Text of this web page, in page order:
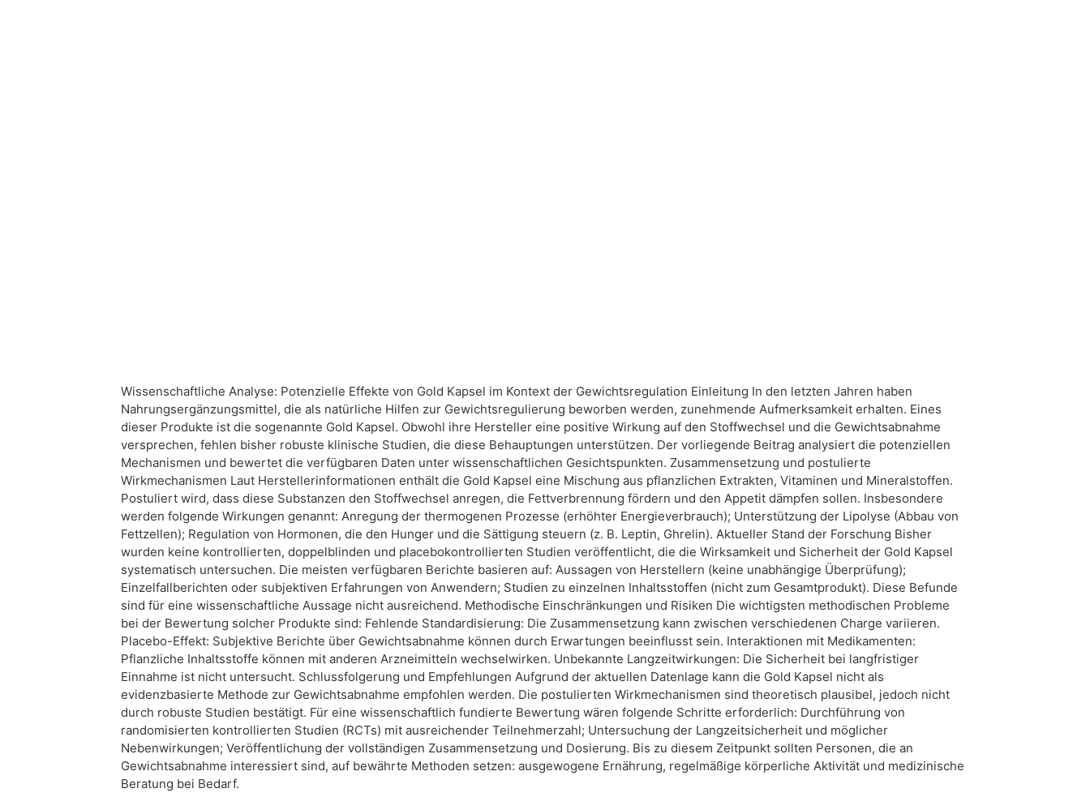
Wissenschaftliche Analyse: Potenzielle Effekte von Gold Kapsel im Kontext der Gewichtsregulation Einleitung In den letzten Jahren haben
Nahrungsergänzungsmittel, die als natürliche Hilfen zur Gewichtsregulierung beworben werden, zunehmende Aufmerksamkeit erhalten. Eines
dieser Produkte ist die sogenannte Gold Kapsel. Obwohl ihre Hersteller eine positive Wirkung auf den Stoffwechsel und die Gewichtsabnahme
versprechen, fehlen bisher robuste klinische Studien, die diese Behauptungen unterstützen. Der vorliegende Beitrag analysiert die potenziellen
Mechanismen und bewertet die verfügbaren Daten unter wissenschaftlichen Gesichtspunkten. Zusammensetzung und postulierte
Wirkmechanismen Laut Herstellerinformationen enthält die Gold Kapsel eine Mischung aus pflanzlichen Extrakten, Vitaminen und Mineralstoffen.
Postuliert wird, dass diese Substanzen den Stoffwechsel anregen, die Fettverbrennung fördern und den Appetit dämpfen sollen. Insbesondere
werden folgende Wirkungen genannt: Anregung der thermogenen Prozesse (erhöhter Energieverbrauch); Unterstützung der Lipolyse (Abbau von
Fettzellen); Regulation von Hormonen, die den Hunger und die Sättigung steuern (z. B. Leptin, Ghrelin). Aktueller Stand der Forschung Bisher
wurden keine kontrollierten, doppelblinden und placebokontrollierten Studien veröffentlicht, die die Wirksamkeit und Sicherheit der Gold Kapsel
systematisch untersuchen. Die meisten verfügbaren Berichte basieren auf: Aussagen von Herstellern (keine unabhängige Überprüfung);
Einzelfallberichten oder subjektiven Erfahrungen von Anwendern; Studien zu einzelnen Inhaltsstoffen (nicht zum Gesamtprodukt). Diese Befunde
sind für eine wissenschaftliche Aussage nicht ausreichend. Methodische Einschränkungen und Risiken Die wichtigsten methodischen Probleme
bei der Bewertung solcher Produkte sind: Fehlende Standardisierung: Die Zusammensetzung kann zwischen verschiedenen Charge variieren.
Placebo-Effekt: Subjektive Berichte über Gewichtsabnahme können durch Erwartungen beeinflusst sein. Interaktionen mit Medikamenten:
Pflanzliche Inhaltsstoffe können mit anderen Arzneimitteln wechselwirken. Unbekannte Langzeitwirkungen: Die Sicherheit bei langfristiger
Einnahme ist nicht untersucht. Schlussfolgerung und Empfehlungen Aufgrund der aktuellen Datenlage kann die Gold Kapsel nicht als
evidenzbasierte Methode zur Gewichtsabnahme empfohlen werden. Die postulierten Wirkmechanismen sind theoretisch plausibel, jedoch nicht
durch robuste Studien bestätigt. Für eine wissenschaftlich fundierte Bewertung wären folgende Schritte erforderlich: Durchführung von
randomisierten kontrollierten Studien (RCTs) mit ausreichender Teilnehmerzahl; Untersuchung der Langzeitsicherheit und möglicher
Nebenwirkungen; Veröffentlichung der vollständigen Zusammensetzung und Dosierung. Bis zu diesem Zeitpunkt sollten Personen, die an
Gewichtsabnahme interessiert sind, auf bewährte Methoden setzen: ausgewogene Ernährung, regelmäßige körperliche Aktivität und medizinische
Beratung bei Bedarf.